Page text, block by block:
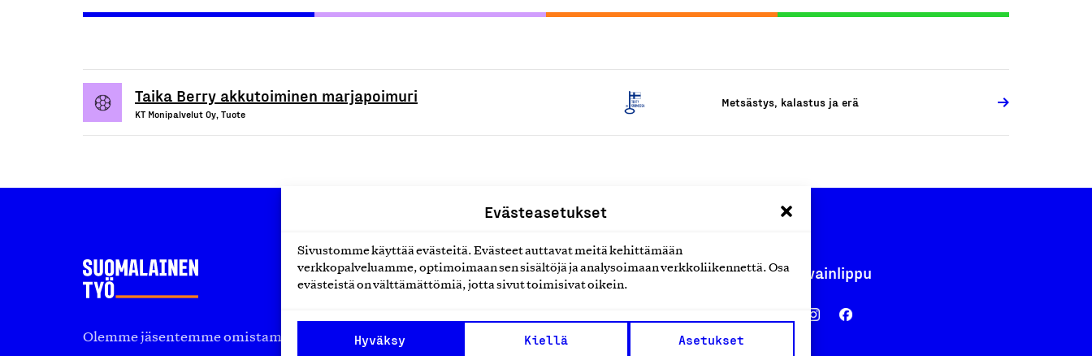
Evästeasetukset
Sivustomme käyttää evästeitä. Evästeet auttavat meitä kehittämään
verkkopalveluamme, optimoimaan sen sisältöjä ja analysoimaan verkkoliikennettä. Osa
evästeistä on välttämättömiä, jotta sivut toimisivat oikein.
Hyväksy Kiellä Asetukset
Taika Berry akkutoiminen marjapoimuri
KT Monipalvelut Oy, Tuote
Metsästys, kalastus ja erä
Olemme jäsentemme omistama puolueeton, työmarkkinajärjestöistä
Suomalainen työ ry
00130 Helsinki
Avainlippu